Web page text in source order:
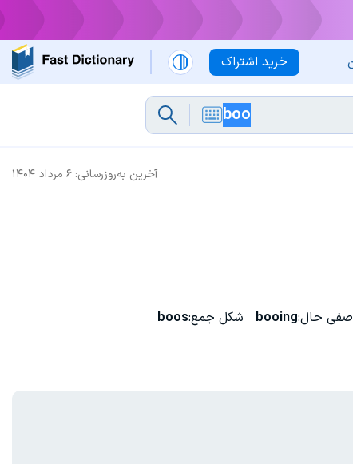
خرید اشتراک
آخرین به‌روزرسانی: ۶ مرداد ۱۴۰۴
حال:booing شکل جمع:boos